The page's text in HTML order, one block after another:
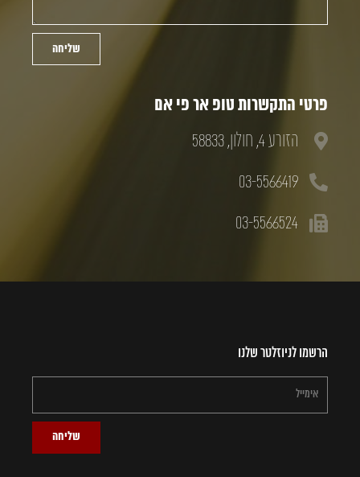
שליחה
פרטי התקשרות טופ אר פי אם
הזורע 4, חולון, 58833
03-5566419
03-5566524
הרשמו לניוזלטר שלנו
שליחה